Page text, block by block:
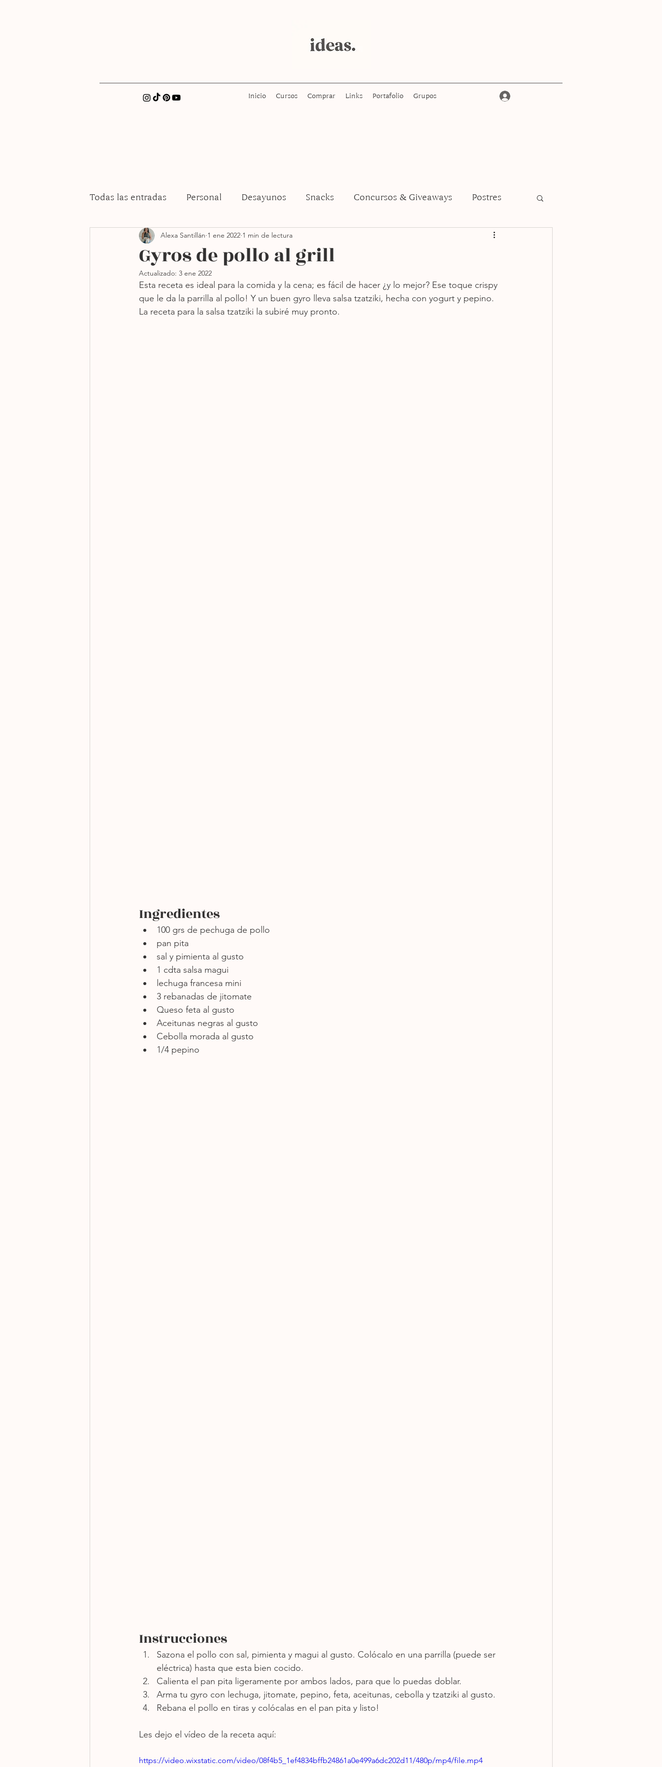
xatellez@gmail.com Inicio Cursos Comprar Links Portafolio Grupos
Todas las entradas Personal Desayunos Snacks Concursos & Giveaways Postres
Side dishes Navidad Thanksgiving Plato fuerte
Freidora de aire Sin horno
Gyros de pollo al grill
Alexa Santillán 1 ene 2022 1 min de lectura
Actualizado: 3 ene 2022
Esta receta es ideal para la comida y la cena; es fácil de hacer ¿y lo mejor? Ese toque crispy
que le da la parrilla al pollo! Y un buen gyro lleva salsa tzatziki, hecha con yogurt y pepino.
La receta para la salsa tzatziki la subiré muy pronto.
Ingredientes
100 grs de pechuga de pollo
pan pita
sal y pimienta al gusto
1 cdta salsa magui
lechuga francesa mini
3 rebanadas de jitomate
Queso feta al gusto
Aceitunas negras al gusto
Cebolla morada al gusto
1/4 pepino
Instrucciones
Sazona el pollo con sal, pimienta y magui al gusto. Colócalo en una parrilla (puede ser
eléctrica) hasta que esta bien cocido.
Calienta el pan pita ligeramente por ambos lados, para que lo puedas doblar.
Arma tu gyro con lechuga, jitomate, pepino, feta, aceitunas, cebolla y tzatziki al gusto.
Rebana el pollo en tiras y colócalas en el pan pita y listo!
Les dejo el vídeo de la receta aquí:
https://video.wixstatic.com/video/08f4b5_1ef4834bffb24861a0e499a6dc202d11/480p/mp4/file.mp4